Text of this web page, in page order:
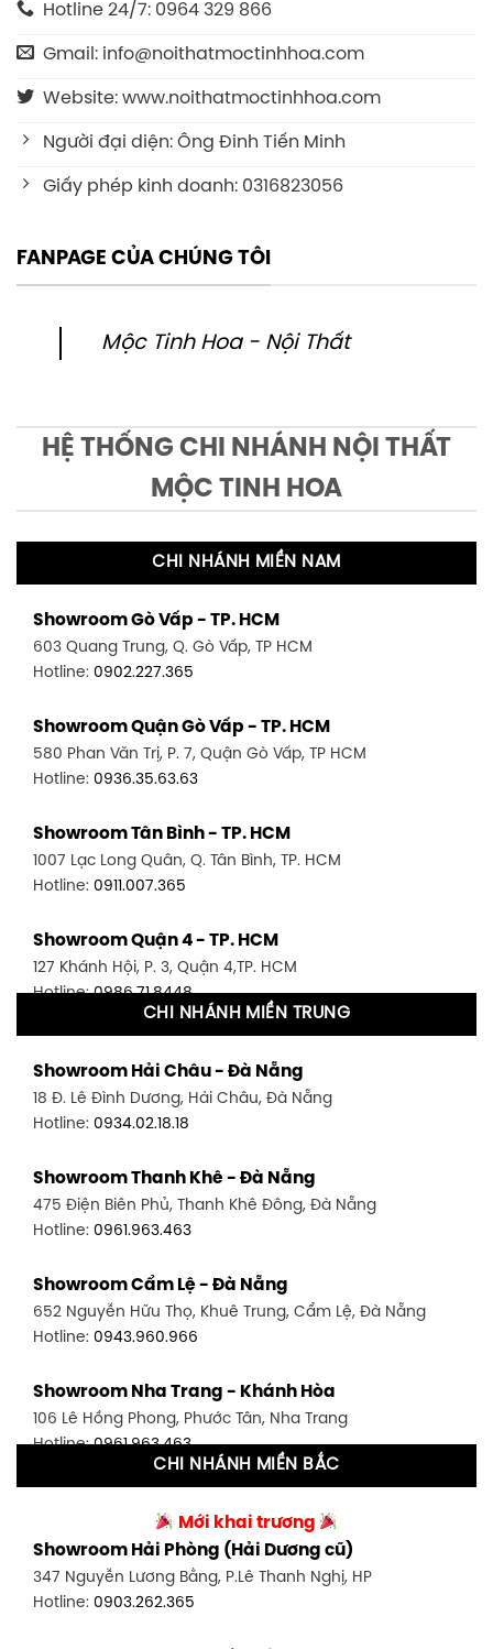
Hotline 24/7: 0964 329 866
Gmail: info@noithatmoctinhhoa.com
Website: www.noithatmoctinhhoa.com
Người đại diện: Ông Đinh Tiến Minh
Giấy phép kinh doanh: 0316823056
FANPAGE CỦA CHÚNG TÔI
Mộc Tinh Hoa - Nội Thất
HỆ THỐNG CHI NHÁNH NỘI THẤT
MỘC TINH HOA
CHI NHÁNH MIỀN NAM
Showroom Gò Vấp - TP. HCM
603 Quang Trung, Q. Gò Vấp, TP HCM
Hotline: 0902.227.365
Showroom Quận Gò Vấp - TP. HCM
580 Phan Văn Trị, P. 7, Quận Gò Vấp, TP HCM
Hotline: 0936.35.63.63
Showroom Tân Bình - TP. HCM
1007 Lạc Long Quân, Q. Tân Bình, TP. HCM
Hotline: 0911.007.365
Showroom Quận 4 - TP. HCM
127 Khánh Hội, P. 3, Quận 4,TP. HCM
Hotline:0986.71.8448
1411 Đường 3/2, P. 16, Quận 11, TP. HCM
Hotline:0906.256.759
1448 Huỳnh Tấn Phát, Phú Thuận, Quận 7, TP HCM
Hotline:0946.480.580
348 Đ. Bạch Đằng, P. 14, Bình Thạnh, TP HCM
Hotline:0902.716.230
591 Hoàng Văn Thụ, P. 4, Tân Bình, TP HCM
Hotline:0906.256.759
Showroom Tân Bình 2 - TP. HCM
0986.71.8448
Showroom Thuận An - Bình Dương
66 đường DT743, An Phú, Thuận An, Bình Dương
CHI NHÁNH MIỀN TRUNG
Showroom Hải Châu - Đà Nẵng
18 Đ. Lê Đình Dương, Hải Châu, Đà Nẵng
Hotline: 0934.02.18.18
Showroom Thanh Khê - Đà Nẵng
475 Điện Biên Phủ, Thanh Khê Đông, Đà Nẵng
Hotline: 0961.963.463
Showroom Cẩm Lệ - Đà Nẵng
652 Nguyễn Hữu Thọ, Khuê Trung, Cẩm Lệ, Đà Nẵng
Hotline: 0943.960.966
Showroom Nha Trang - Khánh Hòa
106 Lê Hồng Phong, Phước Tân, Nha Trang
Hotline:0961.963.463
27-29 Nguyễn Sỹ Sách, Hưng Bình, TP Vinh, Nghệ An
Hotline:0943.960.966
Showroom Buôn Ma Thuột
CHI NHÁNH MIỀN BẮC
Mới khai trương
Showroom Hải Phòng (Hải Dương cũ)
347 Nguyễn Lương Bằng, P.Lê Thanh Nghị, HP
Hotline: 0903.262.365